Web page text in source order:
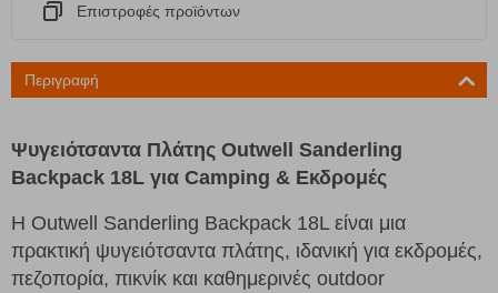
Eπιστροφές προϊόντων
Περιγραφή
Ψυγειότσαντα Πλάτης Outwell Sanderling
Backpack 18L για Camping & Εκδρομές
Η Outwell Sanderling Backpack 18L είναι μια
πρακτική ψυγειότσαντα πλάτης, ιδανική για εκδρομές,
πεζοπορία, πικνίκ και καθημερινές outdoor